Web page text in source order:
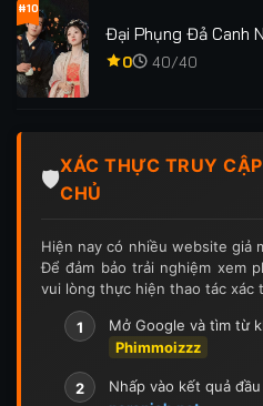
#10
Đại Phụng Đả Canh
0 40/40
🛡️
XÁC THỰC TRUY
CHỦ
Hiện nay có nhiều website giả
Để đảm bảo trải nghiệm xem
vui lòng thực hiện thao tác xác
1 Mở Google và tìm từ
Phimmoizzz
2
Nhấp vào kết quả